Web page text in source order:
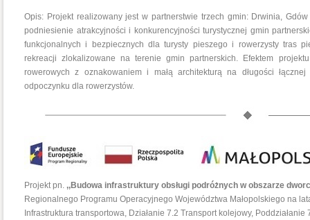
Opis: Projekt realizowany jest w partnerstwie trzech gmin: Drwinia,
podniesienie atrakcyjności i konkurencyjności turystycznej gmin
funkcjonalnych i bezpiecznych dla turysty pieszego i rowerzysty tras
rekreacji zlokalizowane na terenie gmin partnerskich. Efektem
rowerowych z oznakowaniem i małą architekturą na długości
odpoczynku dla rowerzystów.
Projekt pn. ,,Budowa infrastruktury obsługi podróżnych w obszarze
Regionalnego Programu Operacyjnego Województwa Małopolskiego na
Infrastruktura transportowa, Działanie 7.2 Transport kolejowy, Poddziałanie